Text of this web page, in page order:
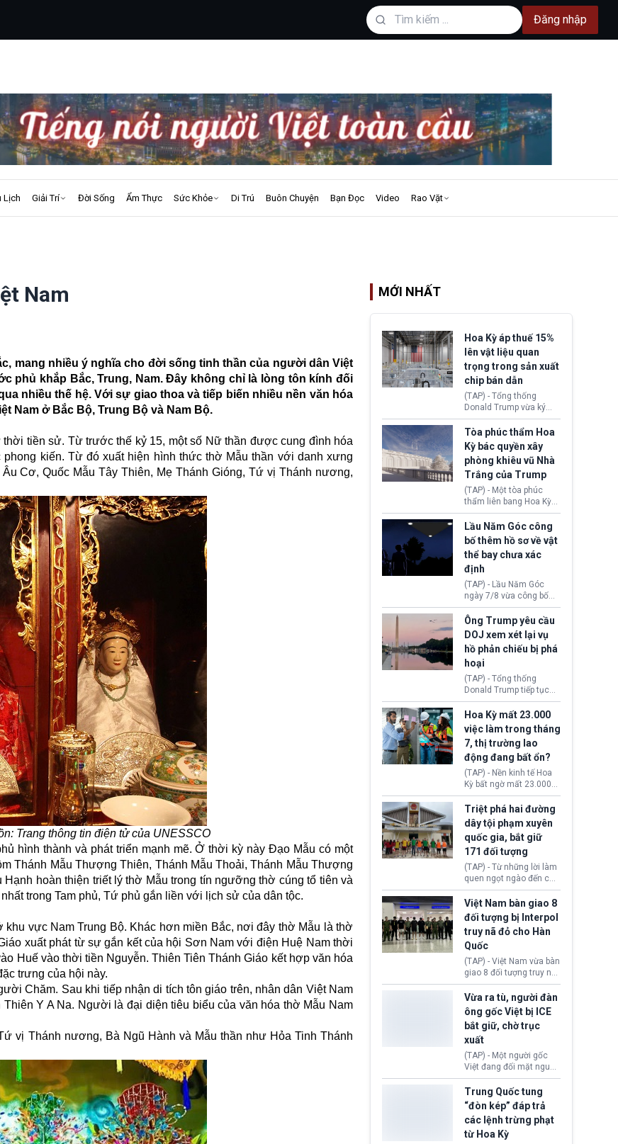
Đăng nhập
Lịch Giải Trí Đời Sống Ẩm Thực Sức Khỏe Di Trú Buôn Chuyện Bạn Đọc Video Rao Vặt
Nam
mang nhiều ý nghĩa cho đời sống tinh thần của người dân Việt
phủ khắp Bắc, Trung, Nam. Đây không chỉ là lòng tôn kính đối
nhiều thế hệ. Với sự giao thoa và tiếp biến nhiều nền văn hóa
Nam ở Bắc Bộ, Trung Bộ và Nam Bộ.
tiền sử. Từ trước thế kỷ 15, một số Nữ thần được cung đình hóa
kiến. Từ đó xuất hiện hình thức thờ Mẫu thần với danh xưng
Cơ, Quốc Mẫu Tây Thiên, Mẹ Thánh Gióng, Tứ vị Thánh nương,
Trang thông tin điện tử của UNESSCO
hình thành và phát triển mạnh mẽ. Ở thời kỳ này Đạo Mẫu có một
Thánh Mẫu Thượng Thiên, Thánh Mẫu Thoải, Thánh Mẫu Thượng
hoàn thiện triết lý thờ Mẫu trong tín ngưỡng thờ cúng tổ tiên và
trong Tam phủ, Tứ phủ gắn liền với lịch sử của dân tộc.
vực Nam Trung Bộ. Khác hơn miền Bắc, nơi đây thờ Mẫu là thờ
xuất phát từ sự gắn kết của hội Sơn Nam với điện Huệ Nam thời
Huế vào thời tiền Nguyễn. Thiên Tiên Thánh Giáo kết hợp văn hóa
trưng của hội này.
Chăm. Sau khi tiếp nhận di tích tôn giáo trên, nhân dân Việt Nam
Y A Na. Người là đại diện tiêu biểu của văn hóa thờ Mẫu Nam
vị Thánh nương, Bà Ngũ Hành và Mẫu thần như Hỏa Tinh Thánh
MỚI NHẤT
Hoa Kỳ áp thuế 15%
lên vật liệu quan
trọng trong sản xuất
chip bán dẫn
(TAP) - Tổng thống
Donald Trump vừa ký
sắc lệnh áp thuế bổ
sung 15% cùng cơ chế
giá sàn nhập khẩu
nghiêm ngặt đối với
polysilicon và các sản
phẩm hạ nguồn. Quyết
định này nhằm khôi
phục chuỗi cung ứng
công nghệ, năng lượng
mặt trời nội địa trước sự
thống trị của Trung
Quốc.
Tòa phúc thẩm Hoa
Kỳ bác quyền xây
phòng khiêu vũ Nhà
Trắng của Trump
(TAP) - Một tòa phúc
thẩm liên bang Hoa Kỳ
vừa phán quyết, chính
quyền Tổng thống
Donald Trump không có
quyền tự ý xây phòng
khiêu vũ mới rộng
khoảng 90.000 feet
vuông tại khu vực Cánh
Đông Nhà Trắng.
Lầu Năm Góc công
bố thêm hồ sơ về vật
thể bay chưa xác
định
(TAP) - Lầu Năm Góc
ngày 7/8 vừa công bố
thêm 41 hồ sơ liên quan
đến UFO hay còn được
gọi là hiện tượng bất
thường chưa xác định
(UAP). Những tài liệu này
bao gồm hình ảnh,
video, báo cáo từ nhiều
cơ quan khác nhau như
Cục Điều tra Liên bang
(FBI), Cơ quan Tình báo
Trung ương (CIA) và Bộ
Ngoại giao (DOS).
Ông Trump yêu cầu
DOJ xem xét lại vụ
hồ phản chiếu bị phá
hoại
(TAP) - Tổng thống
Donald Trump tiếp tục
cho rằng, hồ phản chiếu
trước Đài tưởng niệm
Lincoln bị phá hoại. Lãnh
đạo Nhà Trắng yêu cầu
Bộ Tư pháp (DOJ) xem
xét lại quyết định hủy
truy tố những cá nhân bị
nghi ngờ làm hư hại
công trình.
Hoa Kỳ mất 23.000
việc làm trong tháng
7, thị trường lao
động đang bất ổn?
(TAP) - Nền kinh tế Hoa
Kỳ bất ngờ mất 23.000
việc làm vào tháng 7,
cho thấy thị trường lao
động có dấu hiệu suy
yếu sau thời gian duy trì
tương đối ổn định suốt
nửa năm 2026.
Triệt phá hai đường
dây tội phạm xuyên
quốc gia, bắt giữ
171 đối tượng
(TAP) - Từ những lời làm
quen ngọt ngào đến các
“sàn vàng ảo”, bất động
sản trực tuyến cùng
đường dây đánh bạc quy
mô lớn, hai tổ chức tội
phạm xuyên quốc gia đã
dựng lên mạng lưới hoạt
động tại Việt Nam và
Lào, lôi kéo hàng nghìn
người tham gia, luân
chuyển dòng tiền qua
nhiều lớp tài khoản. Sau
hơn 2 tuần phối hợp truy
xét, lực lượng chức năng
hai nước đã bắt giữ 171
Việt Nam bàn giao 8
đối tượng bị Interpol
truy nã đỏ cho Hàn
Quốc
(TAP) - Việt Nam vừa bàn
giao 8 đối tượng truy nã
đỏ Interpol cho lực lượng
chức năng Hàn Quốc.
Nhóm này bị xác định
lừa đảo 619 nạn nhân,
chiếm đoạt hơn 17,7 tỷ
KRW.
Vừa ra tù, người đàn
ông gốc Việt bị ICE
bắt giữ, chờ trục
xuất
(TAP) - Một người gốc
Việt đang đối mặt nguy
cơ bị trục xuất khỏi Hoa
Kỳ sau khi đã chấp hành
xong bản án liên quan
đến tội ác từ hơn 30
năm trước tại California.
Trung Quốc tung
“đòn kép” đáp trả
các lệnh trừng phạt
từ Hoa Kỳ